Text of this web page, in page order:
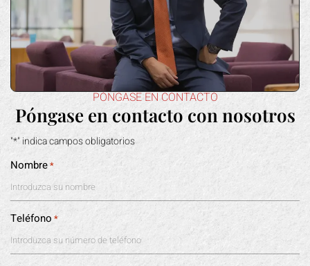
PÓNGASE EN CONTACTO
Póngase en contacto con nosotros
"*" indica campos obligatorios
Nombre*
Teléfono *